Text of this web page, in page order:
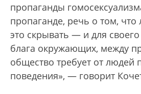
пропаганды
пропаганде, речь о том,
это скрывать — и для своего
блага окружающих, между
общество требует от людей
поведения», — говорит